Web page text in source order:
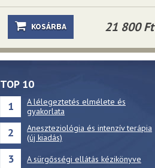
21 800 Ft
KOSÁRBA
TOP 10
1
A lélegeztetés elmélete és
gyakorlata
2
Aneszteziológia és intenzív terápia
(új kiadás)
3 A sürgősségi ellátás kézikönyve